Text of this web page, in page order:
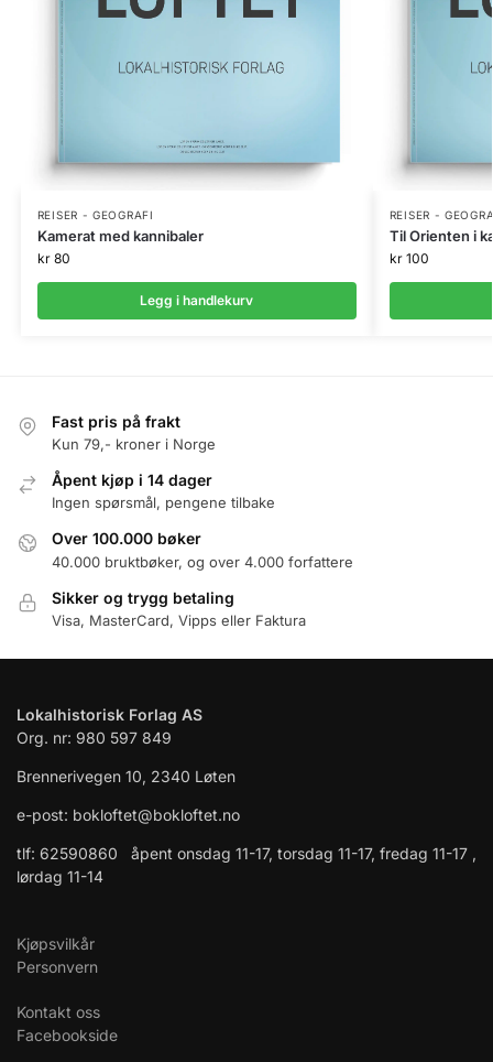
REISER - GEOGRAFI
Kamerat med kannibaler
kr80
Legg i handlekurv
REISER -
Til Orienten i
kr100
Fast pris på frakt
Kun 79,- kroner i Norge
Åpent kjøp i 14 dager
Ingen spørsmål, pengene tilbake
Over 100.000 bøker
40.000 bruktbøker, og over 4.000 forfattere
Sikker og trygg betaling
Visa, MasterCard, Vipps eller Faktura
Lokalhistorisk Forlag AS
Org. nr: 980 597 849
Brennerivegen 10, 2340 Løten
e-post: bokloftet@bokloftet.no
tlf: 62590860 åpent onsdag 11-17, torsdag 11-17, fredag 11-17 ,
lørdag 11-14
Kjøpsvilkår
Personvern
Kontakt oss
Facebookside